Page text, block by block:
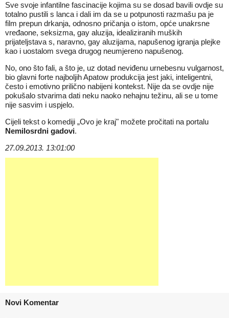
Sve svoje infantilne fascinacije kojima su se dosad bavili ovdje su
totalno pustili s lanca i dali im da se u potpunosti razmašu pa je
film prepun drkanja, odnosno pričanja o istom, opće unakrsne
vređaone, seksizma, gay aluzija, idealiziranih muških
prijateljstava s, naravno, gay aluzijama, napušenog igranja plejke
kao i uostalom svega drugog neumjereno napušenog.
No, ono što fali, a što je, uz dotad neviđenu urnebesnu vulgarnost,
bio glavni forte najboljih Apatow produkcija jest jaki, inteligentni,
često i emotivno prilično nabijeni kontekst. Nije da se ovdje nije
pokušalo stvarima dati neku naoko nehajnu težinu, ali se u tome
nije sasvim i uspjelo.
Cijeli tekst o komediji „Ovo je kraj" možete pročitati na portalu
Nemilosrdni gadovi.
27.09.2013. 13:01:00
Novi Komentar